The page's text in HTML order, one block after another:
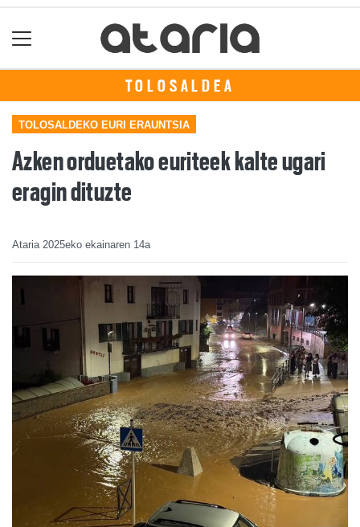
TOLOSALDEA
TOLOSALDEKO EURI ERAUNTSIA
Azken orduetako euriteek kalte ugari
eragin dituzte
Ataria 2025eko ekainaren 14a